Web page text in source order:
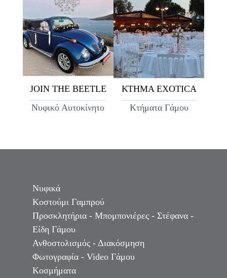
JOIN THE BEETLE
Νυφικό Αυτοκίνητο
ΚΤΗΜΑ EXOTICA
Κτήματα Γάμου
Νυφικά
Κοστούμι Γαμπρού
Προσκλητήρια - Μπομπονιέρες - Στέφανα -
Είδη Γάμου
Ανθοστολισμός - Διακόσμηση
Φωτογραφία - Video Γάμου
Κοσμήματα